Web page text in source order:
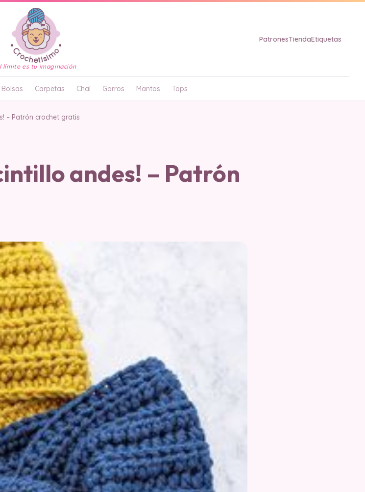
límite es tu imaginación
PatronesTiendaEtiquetas
Bolsas Carpetas Chal Gorros Mantas Tops
– Patrón crochet gratis
andes! – Patrón